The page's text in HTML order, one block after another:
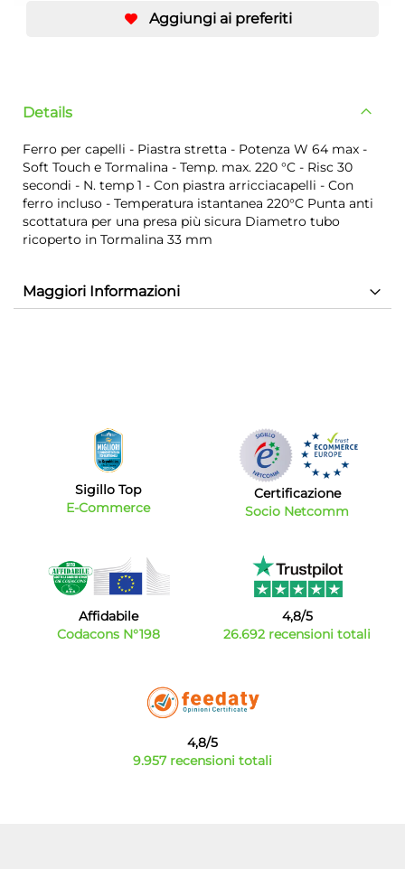
Aggiungi ai preferiti
Details
Ferro per capelli - Piastra stretta - Potenza W 64 max -
Soft Touch e Tormalina - Temp. max. 220 °C - Risc 30
secondi - N. temp 1 - Con piastra arricciacapelli - Con
ferro incluso - Temperatura istantanea 220°C Punta anti
scottatura per una presa più sicura Diametro tubo
ricoperto in Tormalina 33 mm
Maggiori Informazioni
Sigillo Top
E-Commerce
Certificazione
Socio Netcomm
Affidabile
Codacons N°198
4,8/5
26.692 recensioni totali
4,8/5
9.957 recensioni totali